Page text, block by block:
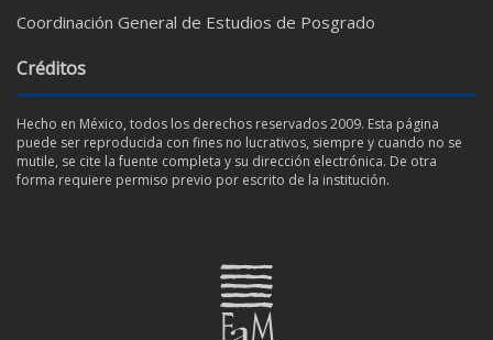
Coordinación General de Estudios de Posgrado
Créditos
Hecho en México, todos los derechos reservados 2009. Esta página
puede ser reproducida con fines no lucrativos, siempre y cuando no se
mutile, se cite la fuente completa y su dirección electrónica. De otra
forma requiere permiso previo por escrito de la institución.